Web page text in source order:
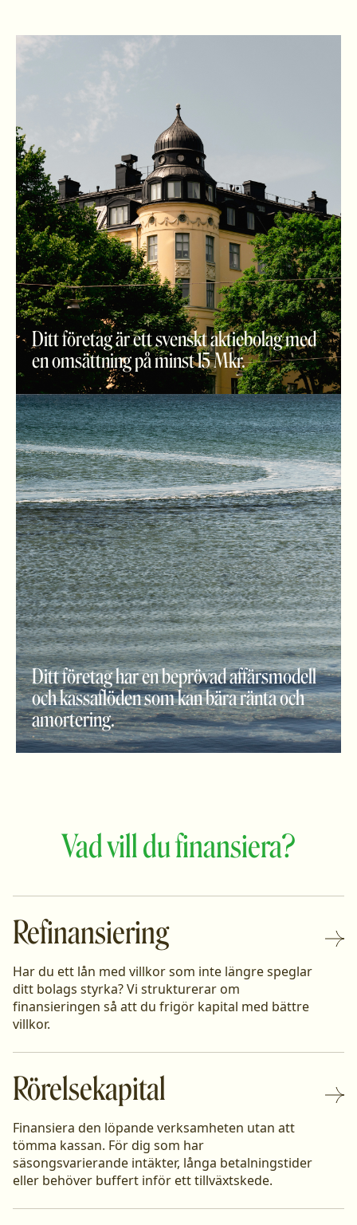
Ditt företag är ett svenskt aktiebolag med
en omsättning på minst 15 Mkr.
Ditt företag har en beprövad affärsmodell
och kassaflöden som kan bära ränta och
amortering.
Vad vill du finansiera?
Refinansiering
Har du ett lån med villkor som inte längre speglar
ditt bolags styrka? Vi strukturerar om
finansieringen så att du frigör kapital med bättre
villkor.
Rörelsekapital
Finansiera den löpande verksamheten utan att
tömma kassan. För dig som har
säsongsvarierande intäkter, långa betalningstider
eller behöver buffert inför ett tillväxtskede.